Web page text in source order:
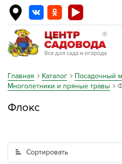
Главная Каталог
Посадочный
Многолетники и пряные травы
Флокс
Сортировать